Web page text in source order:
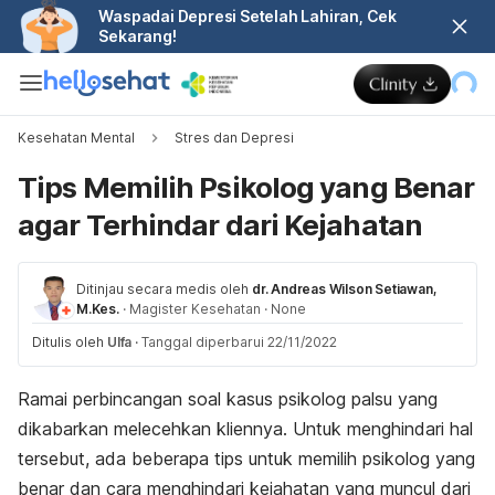
Waspadai Depresi Setelah Lahiran, Cek
Sekarang!
Kesehatan Mental Stres dan Depresi
Tips Memilih Psikolog yang Benar
agar Terhindar dari Kejahatan
Ditinjau secara medis oleh dr. Andreas Wilson Setiawan,
M.Kes. · Magister Kesehatan · None
Ditulis oleh Ulfa · Tanggal diperbarui 22/11/2022
Ramai perbincangan soal kasus psikolog palsu yang
dikabarkan melecehkan kliennya. Untuk menghindari hal
tersebut, ada beberapa tips untuk memilih psikolog yang
benar dan cara menghindari kejahatan yang muncul dari